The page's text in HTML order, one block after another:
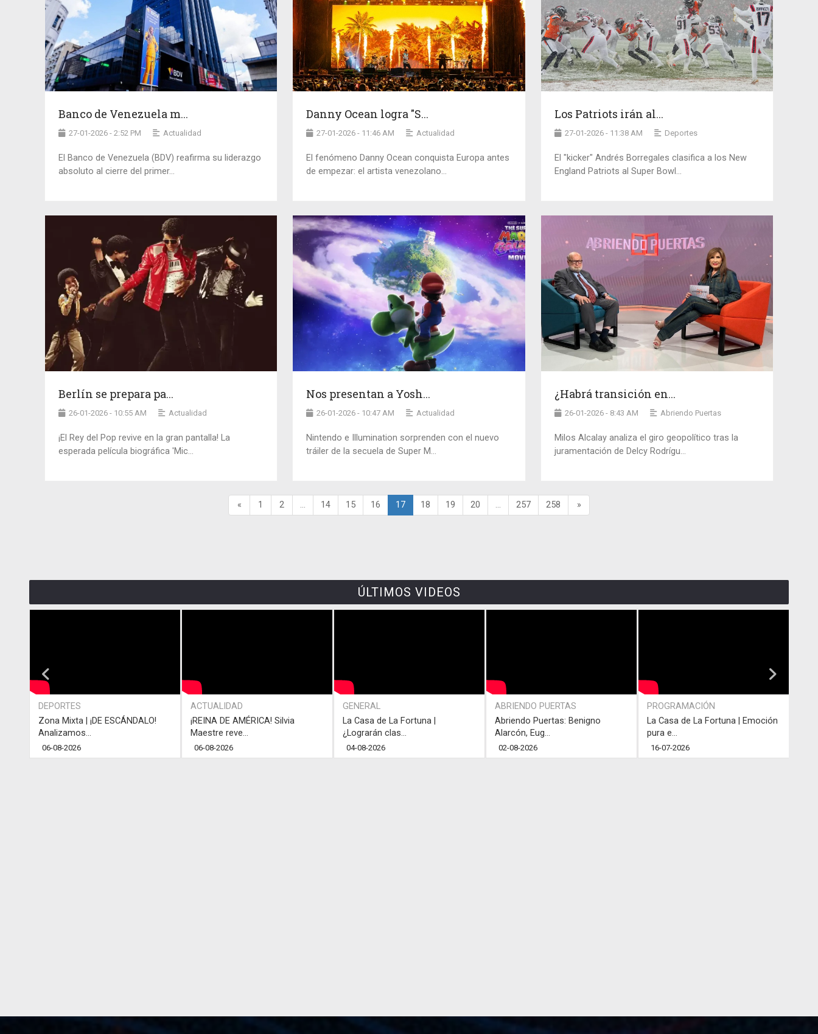
Banco de Venezuela m...
27-01-2026 - 2:52 PM Actualidad
El Banco de Venezuela (BDV) reafirma su liderazgo
absoluto al cierre del primer...
Danny Ocean logra "S...
27-01-2026 - 11:46 AM Actualidad
El fenómeno Danny Ocean conquista Europa antes
de empezar: el artista venezolano...
Los Patriots irán al...
27-01-2026 - 11:38 AM Deportes
El "kicker" Andrés Borregales clasifica a los New
England Patriots al Super Bowl...
Berlín se prepara pa...
26-01-2026 - 10:55 AM Actualidad
¡El Rey del Pop revive en la gran pantalla! La
esperada película biográfica 'Mic...
Nos presentan a Yosh...
26-01-2026 - 10:47 AM Actualidad
Nintendo e Illumination sorprenden con el nuevo
tráiler de la secuela de Super M...
¿Habrá transición en...
26-01-2026 - 8:43 AM Abriendo Puertas
Milos Alcalay analiza el giro geopolítico tras la
juramentación de Delcy Rodrígu...
« 1 2 ... 14 15 16 17 18 19 20 ... 257 258 »
ÚLTIMOS VIDEOS
DEPORTES
Zona Mixta | ¡DE ESCÁNDALO!
Analizamos...
06-08-2026
ACTUALIDAD
¡REINA DE AMÉRICA! Silvia
Maestre reve...
06-08-2026
GENERAL
La Casa de La Fortuna |
¿Lograrán clas...
04-08-2026
ABRIENDO PUERTAS
Abriendo Puertas: Benigno
Alarcón, Eug...
02-08-2026
PROGRAMACIÓN
La Casa de La Fortuna | Emoción
pura e...
16-07-2026